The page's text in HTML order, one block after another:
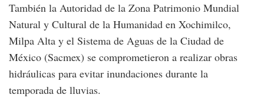
También la Autoridad de la Zona Patrimonio Mundial
Natural y Cultural de la Humanidad en Xochimilco,
Milpa Alta y el Sistema de Aguas de la Ciudad de
México (Sacmex) se comprometieron a realizar obras
hidráulicas para evitar inundaciones durante la
temporada de lluvias.